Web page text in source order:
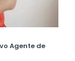
Agente de